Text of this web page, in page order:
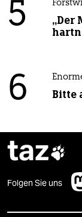
5
„Der
6 Bitte
taz
Folgen Sie uns